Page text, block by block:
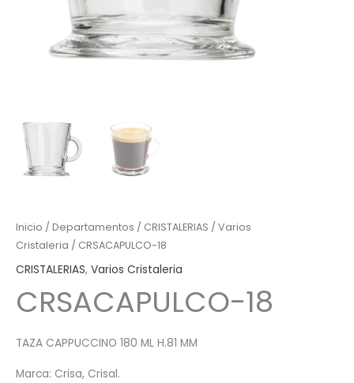
Inicio / Departamentos / CRISTALERIAS / Varios
Cristaleria / CRSACAPULCO-18
CRISTALERIAS, Varios Cristaleria
CRSACAPULCO-18
TAZA CAPPUCCINO 180 ML H.81 MM
Marca: Crisa, Crisal.